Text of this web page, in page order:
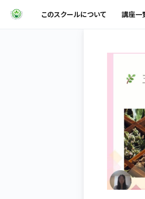
このスクールについて 講座一